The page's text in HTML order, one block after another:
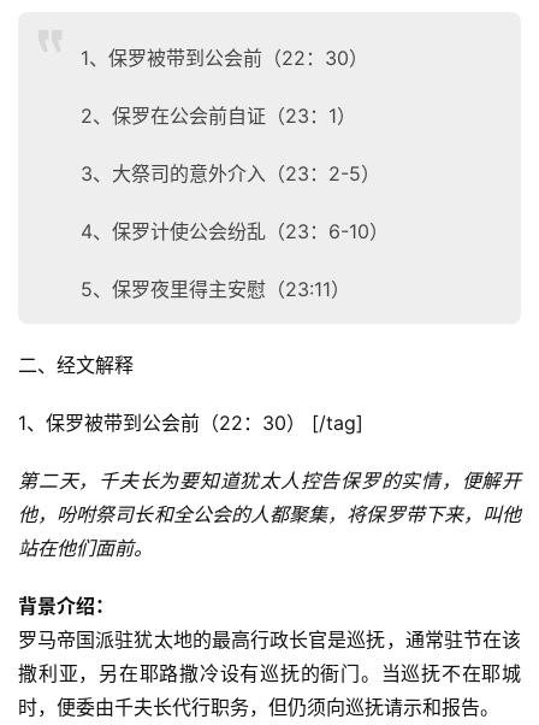
1、保罗被带到公会前（22：30）
2、保罗在公会前自证（23：1）
3、大祭司的意外介入（23：2-5）
4、保罗计使公会纷乱（23：6-10）
5、保罗夜里得主安慰（23:11）
二、经文解释
1、保罗被带到公会前（22：30） [/tag]
第二天，千夫长为要知道犹太人控告保罗的实情，便解开
他，吩咐祭司长和全公会的人都聚集，将保罗带下来，叫他
站在他们面前。
背景介绍：
罗马帝国派驻犹太地的最高行政长官是巡抚，通常驻节在该
撒利亚，另在耶路撒冷设有巡抚的衙门。当巡抚不在耶城
时，便委由千夫长代行职务，但仍须向巡抚请示和报告。